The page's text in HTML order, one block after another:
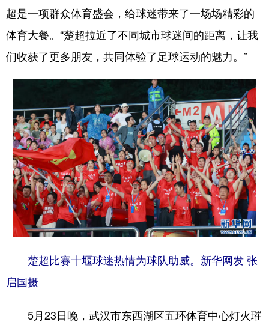
超是一项群众体育盛会，给球迷带来了一场场精彩的
体育大餐。“楚超拉近了不同城市球迷间的距离，让我
们收获了更多朋友，共同体验了足球运动的魅力。”
楚超比赛十堰球迷热情为球队助威。新华网发 张
启国摄
5月23日晚，武汉市东西湖区五环体育中心灯火璀